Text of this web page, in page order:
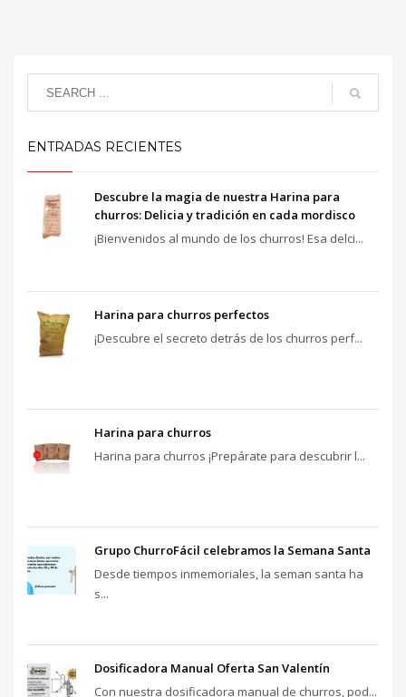
ENTRADAS RECIENTES
Descubre la magia de nuestra Harina para
churros: Delicia y tradición en cada mordisco
¡Bienvenidos al mundo de los churros! Esa delci...
Harina para churros perfectos
¡Descubre el secreto detrás de los churros perf...
Harina para churros
Harina para churros ¡Prepárate para descubrir l...
Grupo ChurroFácil celebramos la Semana Santa
Desde tiempos inmemoriales, la seman santa ha
s...
Dosificadora Manual Oferta San Valentín
Con nuestra dosificadora manual de churros, pod...